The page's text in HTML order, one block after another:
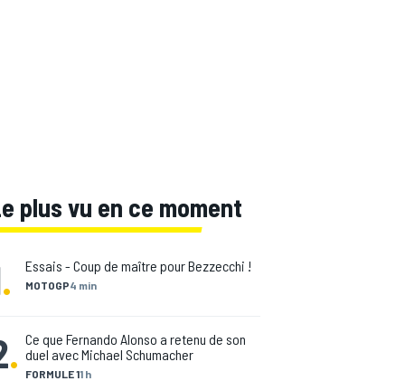
plus vu en ce moment
. MOTOGP4 min
Essais - Coup de maître pour Bezzecchi !
. FORMULE 11 h
Ce que Fernando Alonso a retenu de son
duel avec Michael Schumacher